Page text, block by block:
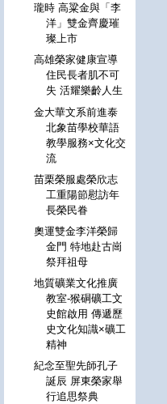
瓏時 高粱金與「李
洋」雙金齊慶璀
璨上市
高雄榮家健康宣導
住民長者肌不可
失 活耀樂齡人生
金大華文系前進泰
北象苗學校華語
教學服務×文化交
流
苗栗榮服處榮欣志
工重陽節慰訪年
長榮民眷
奧運雙金李洋榮歸
金門 特地赴古崗
祭拜祖母
地質礦業文化推廣
教室-猴硐礦工文
史館啟用 傳遞歷
史文化知識×礦工
精神
紀念至聖先師孔子
誕辰 屏東榮家舉
行追思祭典